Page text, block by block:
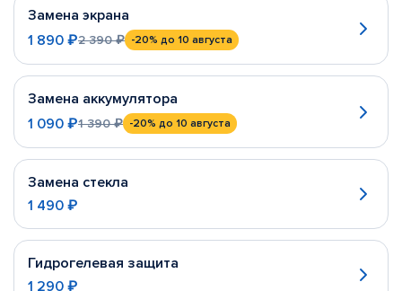
Замена экрана
1 890 ₽2 390 ₽ -20% до 10 августа
Замена аккумулятора
1 090 ₽1 390 ₽ -20% до 10 августа
Замена стекла
1 490 ₽
Гидрогелевая защита
1 290 ₽